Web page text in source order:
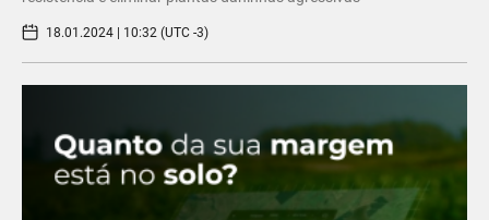
18.01.2024 | 10:32 (UTC -3)